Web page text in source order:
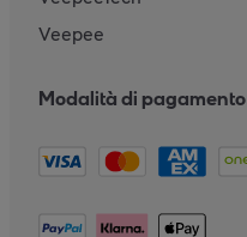
Veepee
Modalità di pagamento